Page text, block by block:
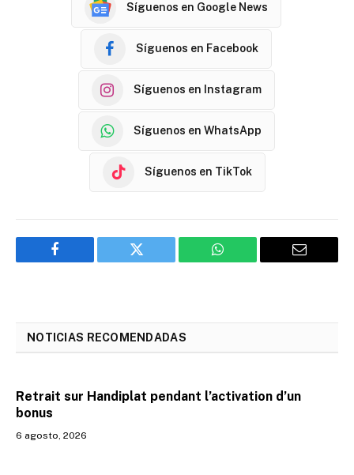
Síguenos en Google News
Síguenos en Facebook
Síguenos en Instagram
Síguenos en WhatsApp
Síguenos en TikTok
Facebook Twitter WhatsApp Email
NOTICIAS RECOMENDADAS
Retrait sur Handiplat pendant l’activation d’un
bonus
6 agosto, 2026